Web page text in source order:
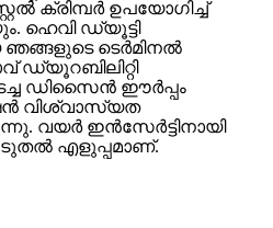
ക്രിമ്പർ ഉപയോഗിച്ച്
ഹെവി ഡ്യൂട്ടി
ടെർമിനൽ
ഡ്യൂറബിലിറ്റി
ഡിസൈൻ ഈർപ്പം
വിശ്വാസ്യത
വയർ ഇൻസേർട്ടിനായി
എളുപ്പമാണ്.